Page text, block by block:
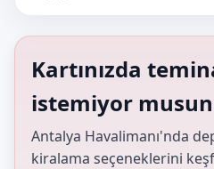
Kartınızda
istemiyor
Antalya Havalimanı'nda
kiralama seçeneklerini